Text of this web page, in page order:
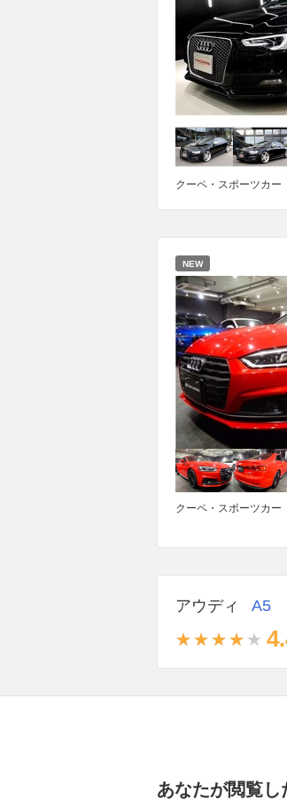
クーペ・スポーツカー
NEW
クーペ・スポーツカー
アウディ A5
あなたが閲覧